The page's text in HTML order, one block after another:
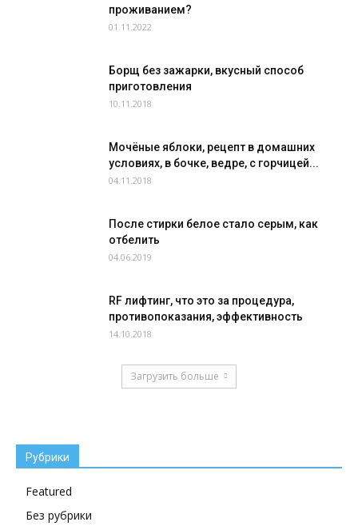
проживанием?
01.11.2022
Борщ без зажарки, вкусный способ
приготовления
10.11.2018
Мочёные яблоки, рецепт в домашних
условиях, в бочке, ведре, с горчицей...
04.11.2018
После стирки белое стало серым, как
отбелить
04.06.2019
RF лифтинг, что это за процедура,
противопоказания, эффективность
14.10.2018
Загрузить больше
Рубрики
Featured
Без рубрики